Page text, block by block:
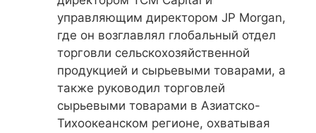
управляющим директором JP Morgan,
где он возглавлял глобальный отдел
торговли сельскохозяйственной
продукцией и сырьевыми товарами, а
также руководил торговлей
сырьевыми товарами в Азиатско-
Тихоокеанском регионе, охватывая